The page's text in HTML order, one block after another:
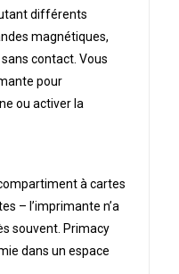
différents
magnétiques,
contact. Vous
pour
ou activer la
à cartes
– l’imprimante n’a
souvent. Primacy
dans un espace